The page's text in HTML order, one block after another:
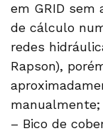
em GRID sem
de cálculo
redes
Rapson),
manualmente;
– Bico de